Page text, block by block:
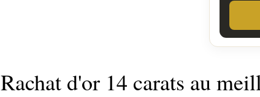
Rachat d'or 14 carats au